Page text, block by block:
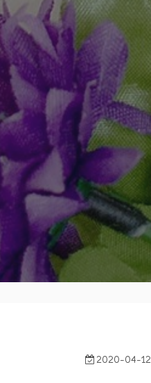
2020-04-12